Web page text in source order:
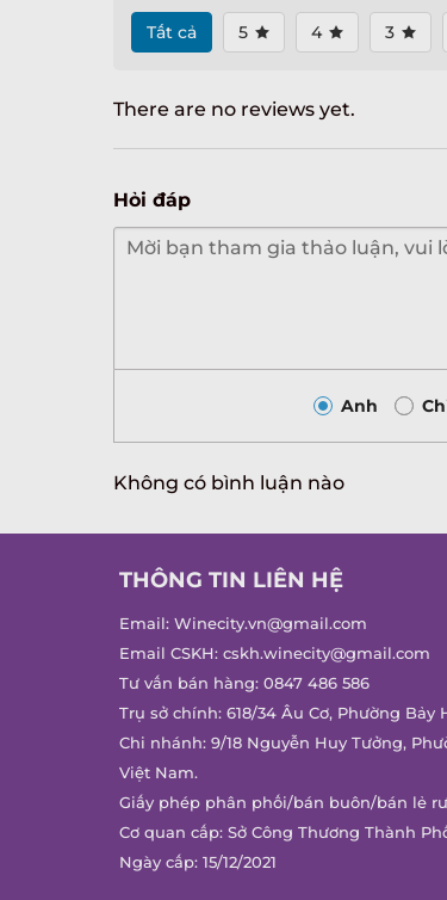
Tất cả 5 4 3
There are no reviews yet.
Hỏi đáp
Anh
Không có bình luận nào
THÔNG TIN LIÊN HỆ
Email: Winecity.vn@gmail.com
Email CSKH: cskh.winecity@gmail.com
Tư vấn bán hàng: 0847 486 586
Trụ sở chính: 618/34 Âu Cơ, Phường
Chi nhánh: 9/18 Nguyễn Huy Tưởng,
Việt Nam.
Giấy phép phân phối/bán buôn/bán lẻ
Cơ quan cấp: Sở Công Thương Thành
Ngày cấp: 15/12/2021